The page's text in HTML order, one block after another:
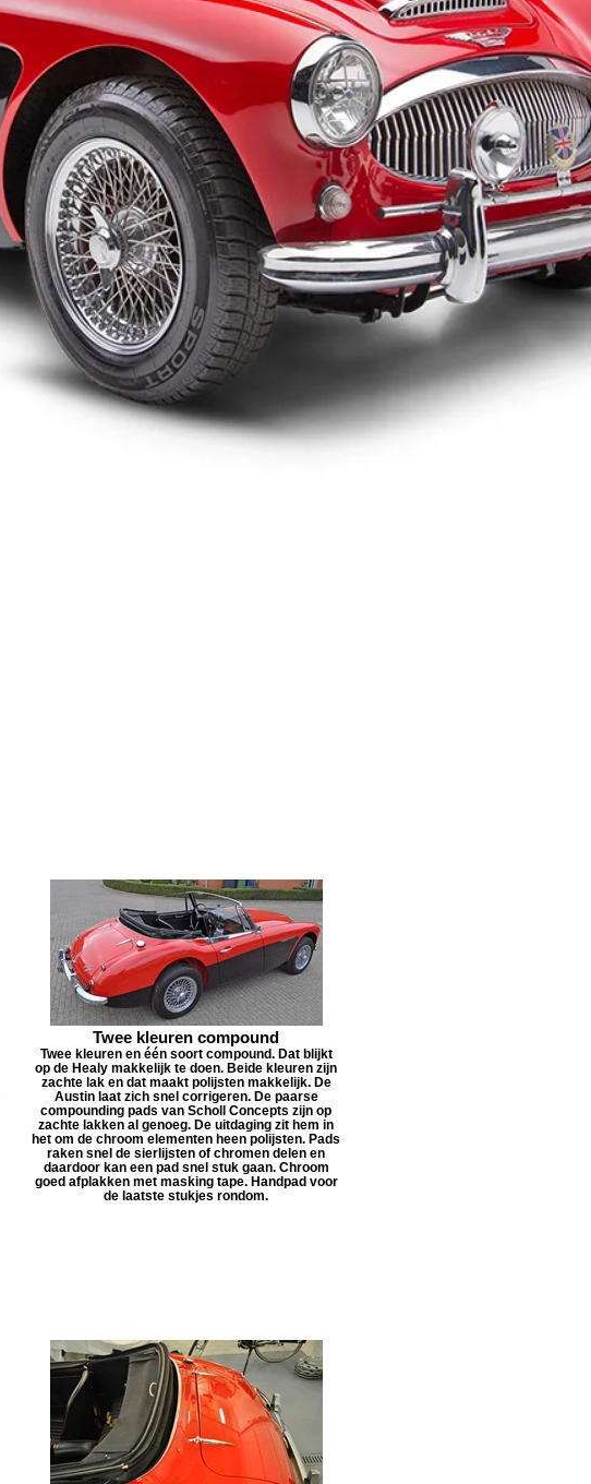
Twee kleuren compound
Twee kleuren en één soort compound. Dat blijkt
op de Healy makkelijk te doen. Beide kleuren zijn
zachte lak en dat maakt polijsten makkelijk. De
Austin laat zich snel corrigeren. De paarse
compounding pads van Scholl Concepts zijn op
zachte lakken al genoeg. De uitdaging zit hem in
het om de chroom elementen heen polijsten. Pads
raken snel de sierlijsten of chromen delen en
daardoor kan een pad snel stuk gaan. Chroom
goed afplakken met masking tape. Handpad voor
de laatste stukjes rondom.